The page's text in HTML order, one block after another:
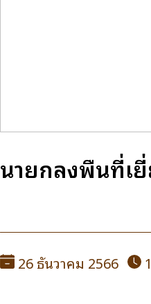
นายกลงพื้นที่เ
26 ธันวาคม 2566